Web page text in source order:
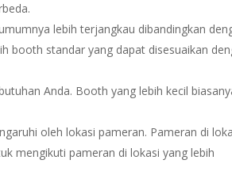
lebih terjangkau dibandingkan
booth standar yang dapat disesuaikan
Anda. Booth yang lebih kecil
oleh lokasi pameran. Pameran di
mengikuti pameran di lokasi yang lebih